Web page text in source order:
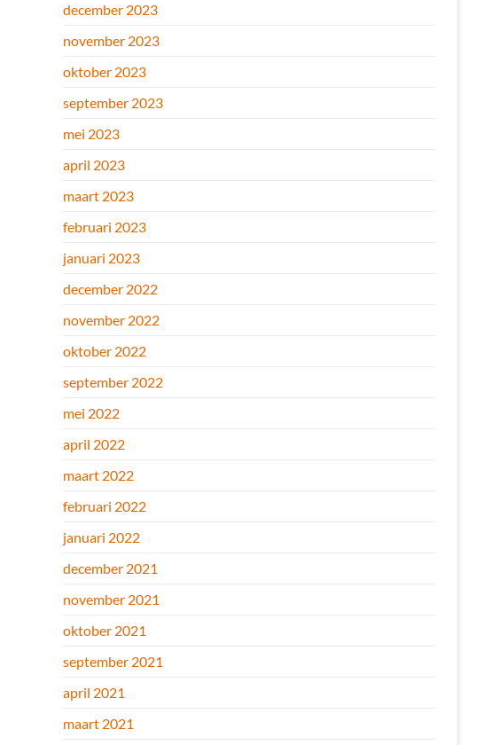
december 2023
november 2023
oktober 2023
september 2023
mei 2023
april 2023
maart 2023
februari 2023
januari 2023
december 2022
november 2022
oktober 2022
september 2022
mei 2022
april 2022
maart 2022
februari 2022
januari 2022
december 2021
november 2021
oktober 2021
september 2021
april 2021
maart 2021